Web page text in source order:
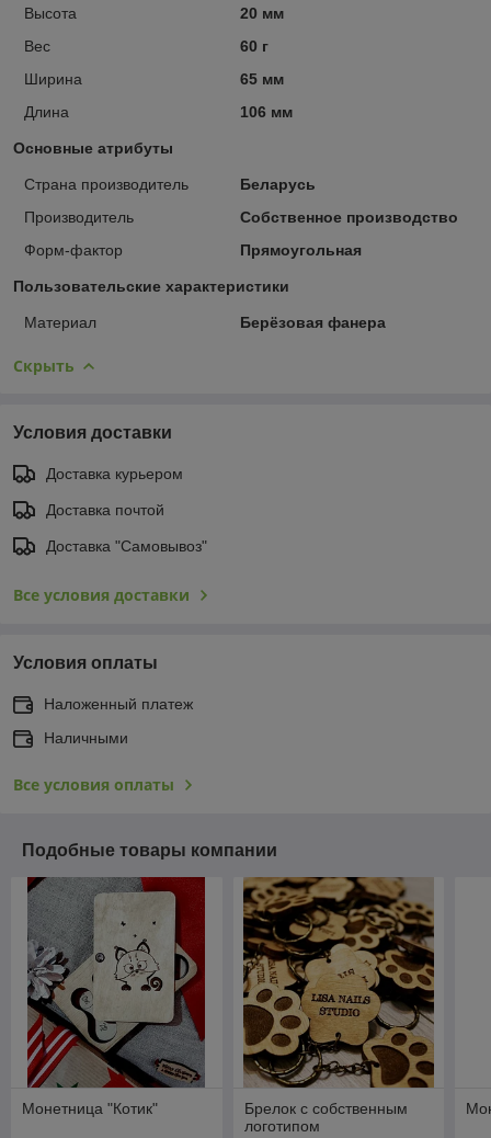
Высота
20 мм
Вес
60 г
Ширина
65 мм
Длина
106 мм
Основные атрибуты
Страна производитель
Беларусь
Производитель
Собственное производство
Форм-фактор
Прямоугольная
Пользовательские характеристики
Материал Берёзовая фанера
Скрыть
Условия доставки
Доставка курьером
Доставка почтой
Доставка "Самовывоз"
Все условия доставки
Условия оплаты
Наложенный платеж
Наличными
Все условия оплаты
Подобные товары компании
Монетница "Котик"
Брелок с собственным
логотипом